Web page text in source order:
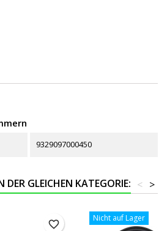
9329097000450
DER GLEICHEN KATEGORIE: >
<
favorite_border
Nicht auf Lager